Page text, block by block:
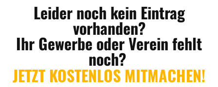
Leider noch kein Eintrag
vorhanden?
Ihr Gewerbe oder Verein fehlt
noch?
JETZT KOSTENLOS MITMACHEN!